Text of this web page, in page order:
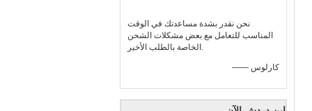
نحن نقدر بشدة مساعدتك في الوقت
المناسب للتعامل مع بعض مشكلات الشحن
الخاصة بالطلب الأخير.
—— كارلوس